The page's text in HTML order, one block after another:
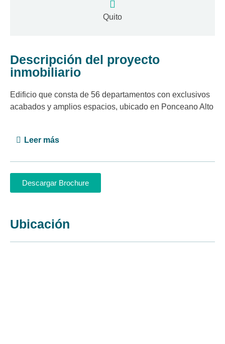
Quito
Descripción del proyecto
inmobiliario
Edificio que consta de 56 departamentos con exclusivos
acabados y amplios espacios, ubicado en Ponceano Alto
Leer más
Descargar Brochure
Ubicación